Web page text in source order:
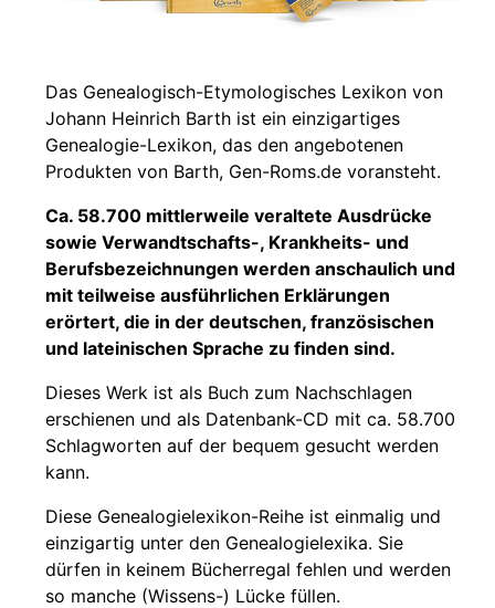
Das Genealogisch-Etymologisches Lexikon von
Johann Heinrich Barth ist ein einzigartiges
Genealogie-Lexikon, das den angebotenen
Produkten von Barth, Gen-Roms.de voransteht.
Ca. 58.700 mittlerweile veraltete Ausdrücke
sowie Verwandtschafts-, Krankheits- und
Berufsbezeichnungen werden anschaulich und
mit teilweise ausführlichen Erklärungen
erörtert, die in der deutschen, französischen
und lateinischen Sprache zu finden sind.
Dieses Werk ist als Buch zum Nachschlagen
erschienen und als Datenbank-CD mit ca. 58.700
Schlagworten auf der bequem gesucht werden
kann.
Diese Genealogielexikon-Reihe ist einmalig und
einzigartig unter den Genealogielexika. Sie
dürfen in keinem Bücherregal fehlen und werden
so manche (Wissens-) Lücke füllen.